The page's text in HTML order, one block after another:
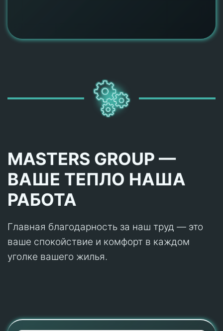
MASTERS GROUP —
ВАШЕ ТЕПЛО НАША
РАБОТА
Главная благодарность за наш труд — это
ваше спокойствие и комфорт в каждом
уголке вашего жилья.